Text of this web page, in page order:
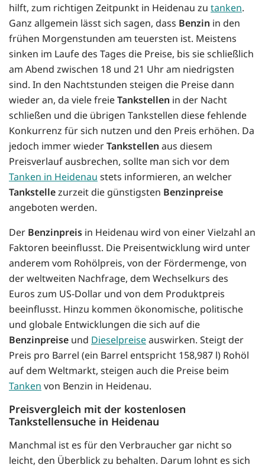
hilft, zum richtigen Zeitpunkt in Heidenau zu tanken.
Ganz allgemein lässt sich sagen, dass Benzin in den
frühen Morgenstunden am teuersten ist. Meistens
sinken im Laufe des Tages die Preise, bis sie schließlich
am Abend zwischen 18 und 21 Uhr am niedrigsten
sind. In den Nachtstunden steigen die Preise dann
wieder an, da viele freieTankstellen in der Nacht
schließen und die übrigen Tankstellen diese fehlende
Konkurrenz für sich nutzen und den Preis erhöhen. Da
jedoch immer wiederTankstellen aus diesem
Preisverlauf ausbrechen, sollte man sich vor dem
Tanken in Heidenau stets informieren, an welcher
Tankstellezurzeit die günstigsten Benzinpreise
angeboten werden.
Der Benzinpreis in Heidenau wird von einer Vielzahl an
Faktoren beeinflusst. Die Preisentwicklung wird unter
anderem vom Rohölpreis, von der Fördermenge, von
der weltweiten Nachfrage, dem Wechselkurs des
Euros zum US-Dollar und von dem Produktpreis
beeinflusst. Hinzu kommen ökonomische, politische
und globale Entwicklungen die sich auf die
Benzinpreise und Dieselpreiseauswirken. Steigt der
Preis pro Barrel (ein Barrel entspricht 158,987 l) Rohöl
auf dem Weltmarkt, steigen auch die Preise beim
Tanken von Benzin in Heidenau.
Preisvergleich mit der kostenlosen
Tankstellensuche in Heidenau
Manchmal ist es für den Verbraucher gar nicht so
leicht, den Überblick zu behalten. Darum lohnt es sich